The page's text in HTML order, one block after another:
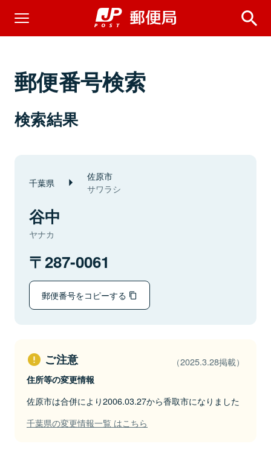
郵便番号検索
検索結果
千葉県 佐原市
サワラシ
谷中
ヤナカ
287-0061
郵便番号をコピーする
ご注意 （2025.3.28掲載）
住所等の変更情報
佐原市は合併により2006.03.27から香取市になりました
千葉県の変更情報一覧 はこちら